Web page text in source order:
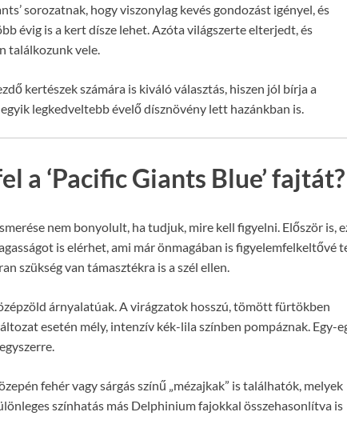
sorozatnak, hogy viszonylag kevés gondozást igényel, és
évig is a kert dísze lehet. Azóta világszerte elterjedt, és
találkozunk vele.
kertészek számára is kiváló választás, hiszen jól bírja a
legkedveltebb évelő dísznövény lett hazánkban is.
a ‘Pacific Giants Blue’ fajtát?
nem bonyolult, ha tudjuk, mire kell figyelni. Először is,
is elérhet, ami már önmagában is figyelemfelkeltővé
szükség van támasztékra is a szél ellen.
árnyalatúak. A virágzatok hosszú, tömött fürtökben
esetén mély, intenzív kék-lila színben pompáznak. Egy-
fehér vagy sárgás színű „mézajkak” is találhatók, melyek
színhatás más Delphinium fajokkal összehasonlítva is